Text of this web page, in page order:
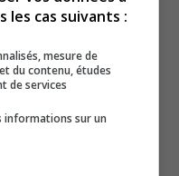
les cas suivants :
mesure de
du contenu, études
de services
informations sur un